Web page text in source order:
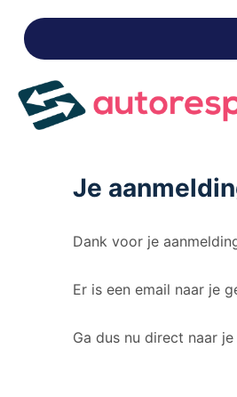
Je
Dank voor je
Er is een email naar je
Ga dus nu direct naar